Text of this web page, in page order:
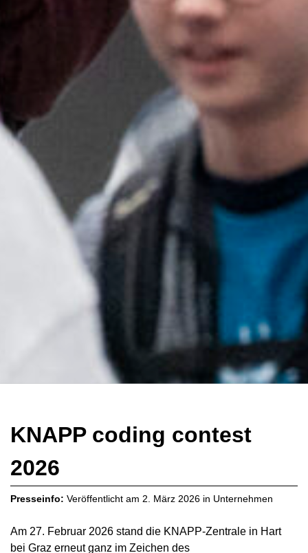
KNAPP coding contest
2026
Presseinfo: Veröffentlicht am 2. März 2026 in Unternehmen
Am 27. Februar 2026 stand die KNAPP-Zentrale in Hart
bei Graz erneut ganz im Zeichen des